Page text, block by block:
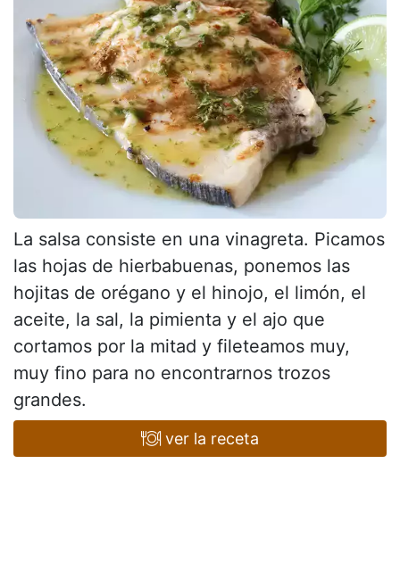
La salsa consiste en una vinagreta. Picamos
las hojas de hierbabuenas, ponemos las
hojitas de orégano y el hinojo, el limón, el
aceite, la sal, la pimienta y el ajo que
cortamos por la mitad y fileteamos muy,
muy fino para no encontrarnos trozos
grandes.
ver la receta